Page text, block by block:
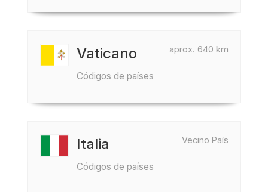
aprox. 640 km
Vaticano
Códigos de países
Vecino País
Italia
Códigos de países